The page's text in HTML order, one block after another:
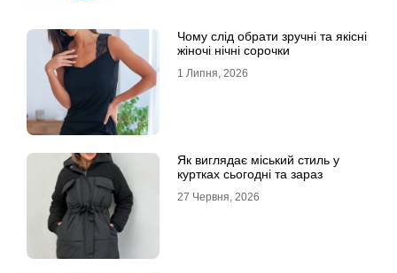
Чому слід обрати зручні та якісні
жіночі нічні сорочки
1 Липня, 2026
Як виглядає міський стиль у
куртках сьогодні та зараз
27 Червня, 2026